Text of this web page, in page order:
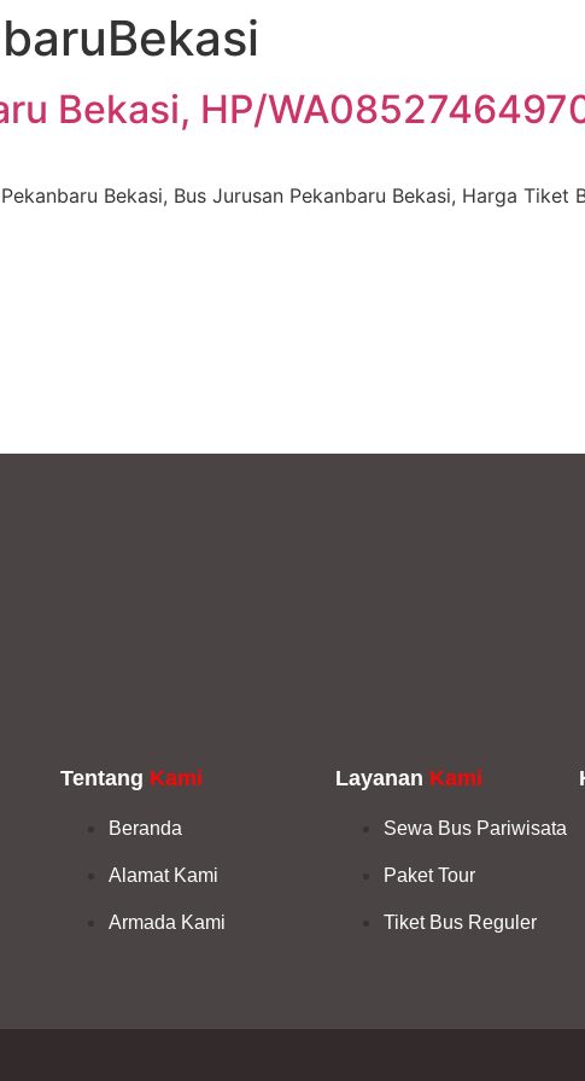
Bekasi, HP/
Bekasi, Bus Jurusan Pekanbaru Bekasi, Harga Tiket
Tentang Kami
Beranda
Alamat Kami
Armada Kami
Layanan Kami
Sewa Bus Pariwisata
Paket Tour
Tiket Bus Reguler